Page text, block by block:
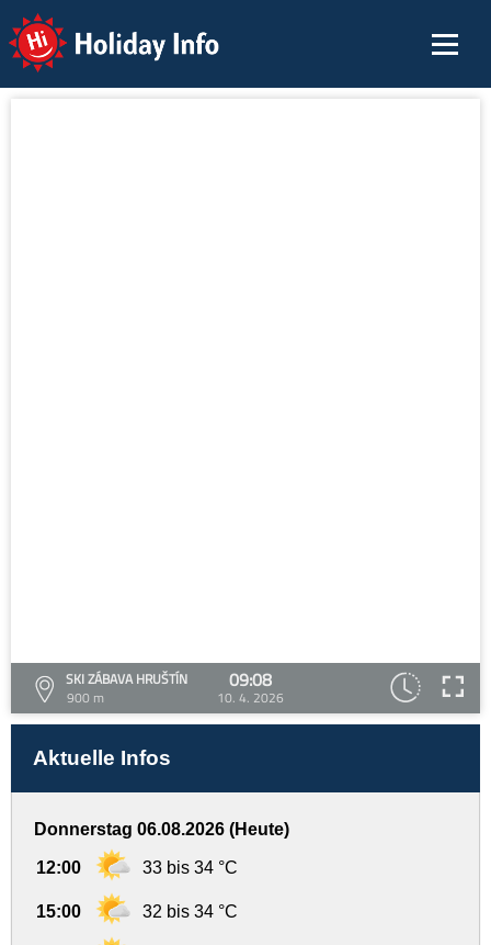
Holiday Info
SKI ZÁBAVA HRUŠTÍN
900 m
09:08
10. 4. 2026
Aktuelle Infos
Donnerstag 06.08.2026 (Heute)
12:00 33 bis 34 °C
15:00 32 bis 34 °C